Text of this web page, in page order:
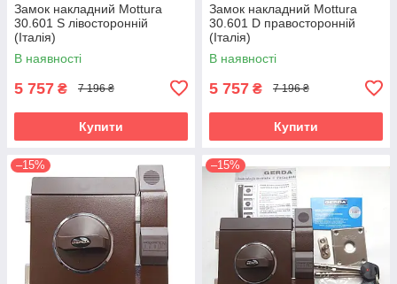
Замок накладний Mottura
30.601 S лівосторонній
(Італія)
В наявності
5 757 ₴ 7 196 ₴
Купити
Замок накладний Mottura
30.601 D правосторонній
(Італія)
В наявності
5 757 ₴ 7 196 ₴
Купити
–15% –15%